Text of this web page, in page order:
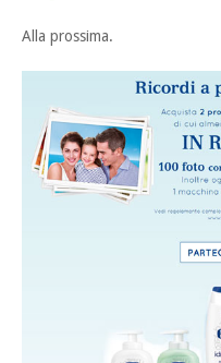
Alla prossima.